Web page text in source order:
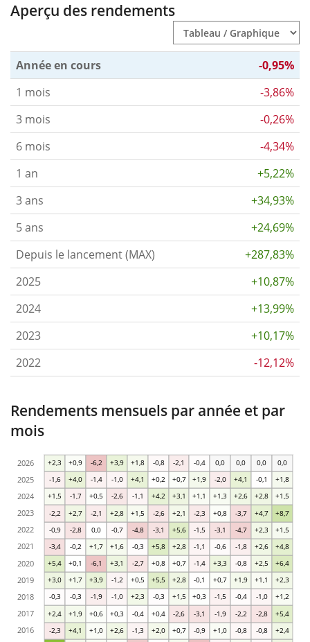
Aperçu des rendements
Année en cours
-0,95%
1 mois
-3,86%
3 mois
-0,26%
6 mois
-4,34%
1 an
+5,22%
3 ans
+34,93%
5 ans
+24,69%
Depuis le lancement (MAX)
+287,83%
2025
+10,87%
2024
+13,99%
2023
+10,17%
2022
-12,12%
Rendements mensuels par année et par
mois
-2,3 +4,1 +1,0 +2,6 -1,3 +2,0 +0,7 -0,9 +1,0 -0,8 -0,8 +2,4
+2,4 +1,9 +0,6 +0,3 -0,4 +0,4 -2,6 -3,1 -1,9 -2,2 -2,8 +5,4
-0,3 -0,3 -1,9 -1,0 +2,3 -0,3 +1,5 +0,3 -1,5 -0,4 -1,0 +1,2
+3,0 +1,7 +3,9 -1,2 +0,5 +5,5 +2,8 -0,1 +0,7 +1,9 +1,1 +2,3
+5,4 +0,1 -6,1 +3,1 -2,7 +0,8 +0,7 -1,4 +3,3 -0,8 +2,5 +6,4
-3,4 -0,2 +1,7 +1,6 -0,3 +5,8 +2,8 -1,1 -0,6 -1,8 +2,6 +4,8
-0,9 -2,8 0,0 -0,7 -4,8 -3,1 +5,6 -1,5 -3,1 -4,7 +2,3 +1,5
-2,2 +2,7 -2,1 +2,8 +1,5 -2,6 +2,1 -2,3 +0,8 -3,7 +4,7 +8,7
+1,5 -1,7 +0,5 -2,6 -1,1 +4,2 +3,1 +1,1 +1,3 +2,6 +2,8 +1,5
-1,6 +4,0 -1,4 -1,0 +4,1 +0,2 +0,7 +1,9 -2,0 +4,1 -0,1 +1,8
+2,3 +0,9 -6,2 +3,9 +1,8 -0,8 -2,1 -0,4 0,0 0,0 0,0 0,0
2016
2017
2018
2019
2020
2021
2022
2023
2024
2025
2026